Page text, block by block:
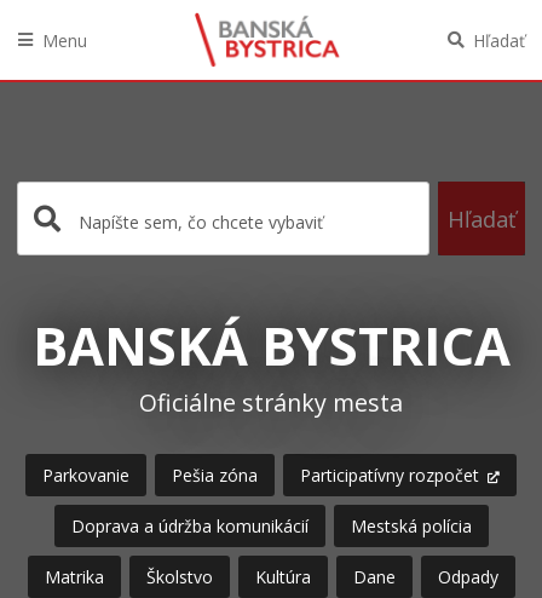
Menu Hľadať
BANSKÁ BYSTRICA
Oficiálne stránky mesta
Hľadať
Parkovanie Pešia zóna Participatívny rozpočet
Doprava a údržba komunikácií Mestská polícia
Matrika Školstvo Kultúra Dane Odpady